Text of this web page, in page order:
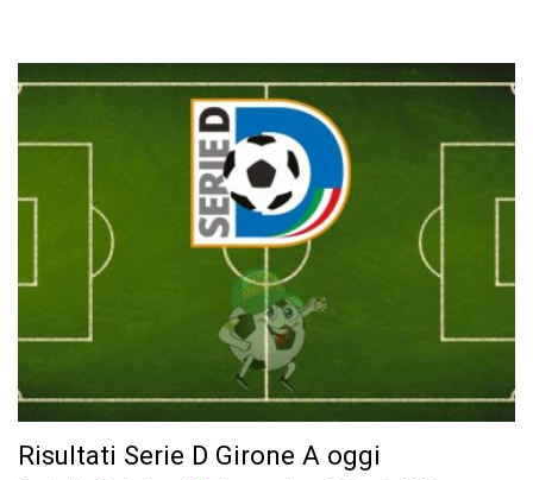
Risultati Serie D Girone A oggi